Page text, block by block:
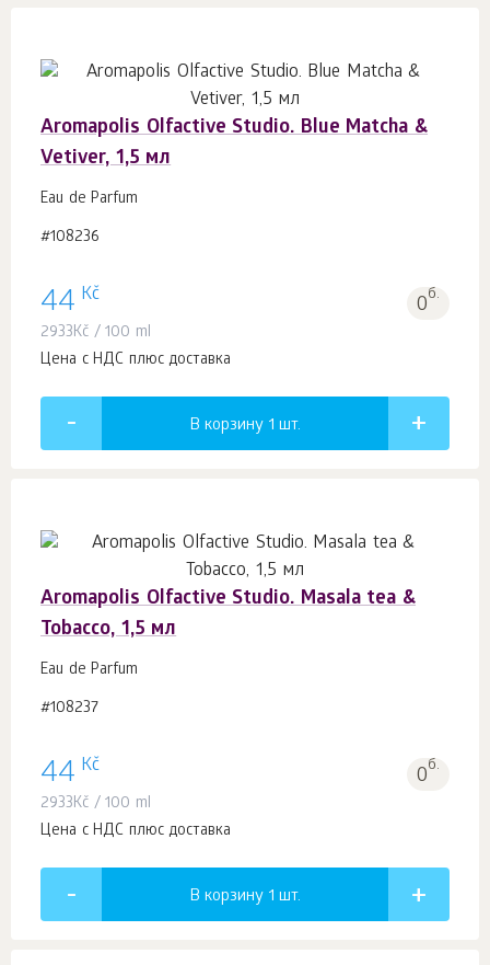
Aromapolis Olfactive Studio. Blue Matcha &
Vetiver, 1,5 мл
Eau de Parfum
#108236
44 Kč 0б.
2933Kč / 100 ml
Цена с НДС плюс доставка
В корзину 1 шт.
Aromapolis Olfactive Studio. Masala tea &
Tobacco, 1,5 мл
Eau de Parfum
#108237
44 Kč 0б.
2933Kč / 100 ml
Цена с НДС плюс доставка
В корзину 1 шт.